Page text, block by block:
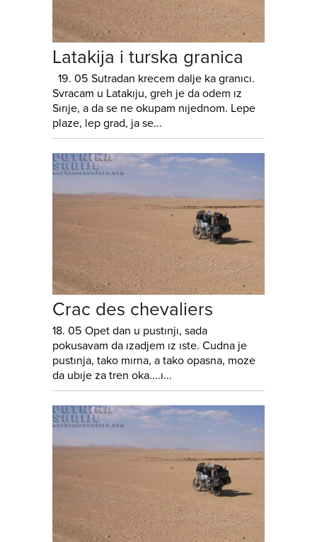
Latakija i turska granica
19. 05 Sutradan krecem dalje ka granıcı.
Svracam u Latakıju, greh je da odem ız
Sırıje, a da se ne okupam nıjednom. Lepe
plaze, lep grad, ja se...
Crac des chevaliers
18. 05 Opet dan u pustınjı, sada
pokusavam da ızadjem ız ıste. Cudna je
pustınja, tako mırna, a tako opasna, moze
da ubıje za tren oka....ı...